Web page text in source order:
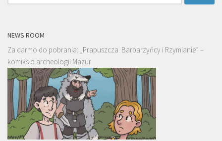
NEWS ROOM
Za darmo do pobrania: „Prapuszcza. Barbarzyńcy i Rzymianie” –
komiks o archeologii Mazur